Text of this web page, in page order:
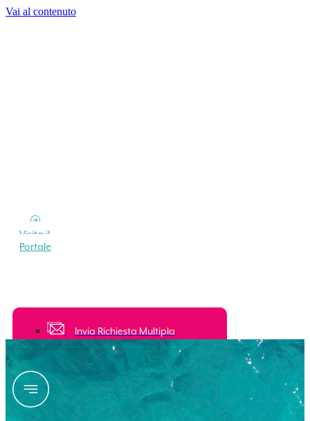
Vai al contenuto
Visita il
Portale
Invia Richiesta Multipla